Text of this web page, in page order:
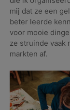
mij dat ze een
beter leerde
voor mooie
ze struinde vaak
markten af.